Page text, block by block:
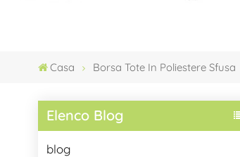
Casa Borsa Tote In Poliestere Sfusa
Elenco Blog
blog